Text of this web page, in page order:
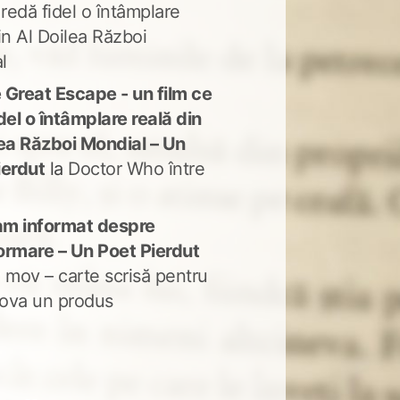
fidel o întâmplare
Al Doilea Război
Great Escape - un film ce
o întâmplare reală din
Război Mondial – Un
la Doctor Who între
informat despre
– Un Poet Pierdut
mov – carte scrisă pentru
un produs